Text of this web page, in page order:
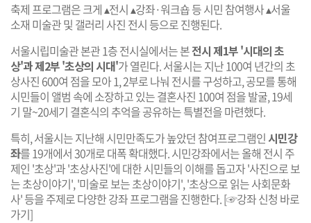
축제 프로그램은 크게 ▴전시 ▴강좌·워크숍 등 시민 참여행사 ▴서울
소재 미술관 및 갤러리 사진 전시 등으로 진행된다.
서울시립미술관 본관 1층 전시실에서는 본전시 제1부 '시대의 초
상'과 제2부 '초상의 시대'가 열린다. 서울시는 지난 100여 년간의 초
상사진 600여 점을 모아 1, 2부로 나눠 전시를 구성하고, 공모를 통해
시민들이 앨범 속에 소장하고 있는 결혼사진 100여 점을 발굴, 19세
기 말~20세기 결혼식의 추억을 공유하는 특별전을 마련했다.
특히, 서울시는 지난해 시민만족도가 높았던 참여프로그램인 시민강
좌를 19개에서 30개로 대폭 확대했다. 시민강좌에서는 올해 전시 주
제인 '초상'과 '초상사진'에 대한 시민들의 이해를 돕고자 '사진으로 보
는 초상이야기', '미술로 보는 초상이야기', '초상으로 읽는 사회문화
사' 등을 주제로 다양한 강좌 프로그램을 진행한다. [☞강좌 신청 바로
가기]